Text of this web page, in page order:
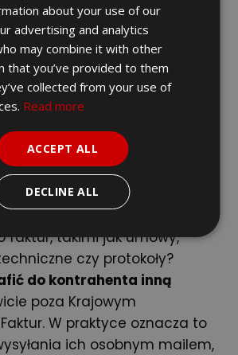
ograniczeniem jest
może zawierać
dane podatkowe,
się w standardowej
– chodzi o szczegółowe
Nie ma w nim
marketingowe
inne dokumenty biznesowe.
które tradycyjnie
faktur, takimi jak umowy,
czy protokoły?
do kontrahenta inną
poza Krajowym
W praktyce oznacza to
ich osobnym mailem,
about your use of our
advertising and analytics
may combine it with other
that you’ve provided to them
collected from your use of
Read more
ACCEPT ALL
DECLINE ALL